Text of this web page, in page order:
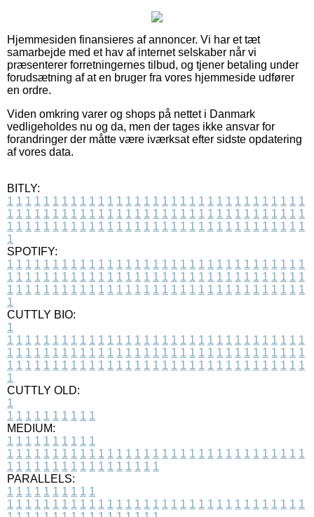
Hjemmesiden finansieres af annoncer. Vi har et tæt
samarbejde med et hav af internet selskaber når vi
præsenterer forretningernes tilbud, og tjener betaling under
forudsætning af at en bruger fra vores hjemmeside udfører
en ordre.
Viden omkring varer og shops på nettet i Danmark
vedligeholdes nu og da, men der tages ikke ansvar for
forandringer der måtte være iværksat efter sidste opdatering
af vores data.
BITLY:
1 1 1 1 1 1 1 1 1 1 1 1 1 1 1 1 1 1 1 1 1 1 1 1 1 1 1 1 1 1 1 1 1
1 1 1 1 1 1 1 1 1 1 1 1 1 1 1 1 1 1 1 1 1 1 1 1 1 1 1 1 1 1 1 1 1
1 1 1 1 1 1 1 1 1 1 1 1 1 1 1 1 1 1 1 1 1 1 1 1 1 1 1 1 1 1 1 1 1
1
SPOTIFY:
1 1 1 1 1 1 1 1 1 1 1 1 1 1 1 1 1 1 1 1 1 1 1 1 1 1 1 1 1 1 1 1 1
1 1 1 1 1 1 1 1 1 1 1 1 1 1 1 1 1 1 1 1 1 1 1 1 1 1 1 1 1 1 1 1 1
1 1 1 1 1 1 1 1 1 1 1 1 1 1 1 1 1 1 1 1 1 1 1 1 1 1 1 1 1 1 1 1 1
1
CUTTLY BIO:
1
1 1 1 1 1 1 1 1 1 1 1 1 1 1 1 1 1 1 1 1 1 1 1 1 1 1 1 1 1 1 1 1 1
1 1 1 1 1 1 1 1 1 1 1 1 1 1 1 1 1 1 1 1 1 1 1 1 1 1 1 1 1 1 1 1 1
1 1 1 1 1 1 1 1 1 1 1 1 1 1 1 1 1 1 1 1 1 1 1 1 1 1 1 1 1 1 1 1 1
1
CUTTLY OLD:
1
1 1 1 1 1 1 1 1 1 1
MEDIUM:
1 1 1 1 1 1 1 1 1 1
1 1 1 1 1 1 1 1 1 1 1 1 1 1 1 1 1 1 1 1 1 1 1 1 1 1 1 1 1 1 1 1 1
1 1 1 1 1 1 1 1 1 1 1 1 1 1 1 1 1
PARALLELS:
1 1 1 1 1 1 1 1 1 1
1 1 1 1 1 1 1 1 1 1 1 1 1 1 1 1 1 1 1 1 1 1 1 1 1 1 1 1 1 1 1 1 1